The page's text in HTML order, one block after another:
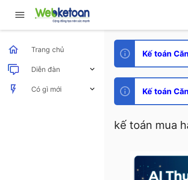
Trang chủ
Diễn đàn
Bài viết mớiCó gì mới
Kế toán
Kế toán
kế toán mua